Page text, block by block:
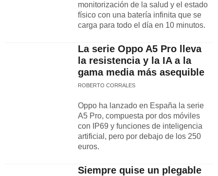
monitorización de la salud y el estado
físico con una batería infinita que se
carga para todo el día en 10 minutos.
La serie Oppo A5 Pro lleva
la resistencia y la IA a la
gama media más asequible
ROBERTO CORRALES
Oppo ha lanzado en España la serie
A5 Pro, compuesta por dos móviles
con IP69 y funciones de inteligencia
artificial, pero por debajo de los 250
euros.
Siempre quise un plegable